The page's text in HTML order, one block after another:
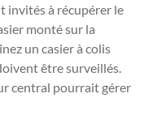
invités à récupérer le
monté sur la
un casier à colis
être surveillés.
central pourrait gérer